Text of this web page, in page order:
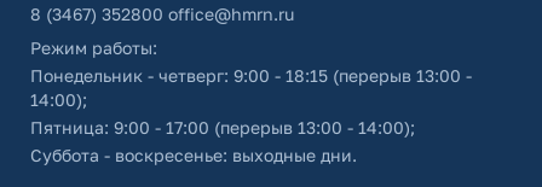
8 (3467) 352800 office@hmrn.ru
Режим работы:
Понедельник - четверг: 9:00 - 18:15 (перерыв 13:00 -
14:00);
Пятница: 9:00 - 17:00 (перерыв 13:00 - 14:00);
Суббота - воскресенье: выходные дни.